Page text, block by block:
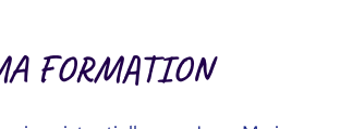
FORMATION